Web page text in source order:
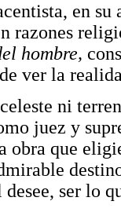
en
razones
hombre,
ver la
ni
juez y
obra que
desee, ser lo